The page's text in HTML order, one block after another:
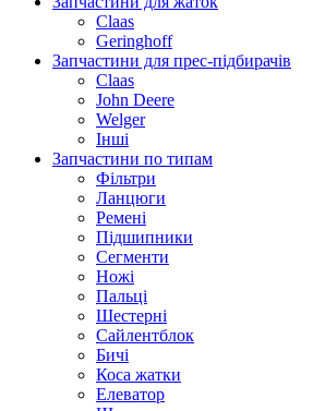
Claas
Geringhoff
Запчастини для прес-підбирачів
Claas
John Deere
Welger
Інші
Запчастини по типам
Фільтри
Ланцюги
Ремені
Підшипники
Сегменти
Ножі
Пальці
Шестерні
Сайлентблок
Бичі
Коса жатки
Елеватор